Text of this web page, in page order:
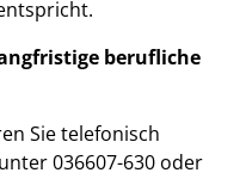
berufliche
Sie telefonisch
036607-630 oder